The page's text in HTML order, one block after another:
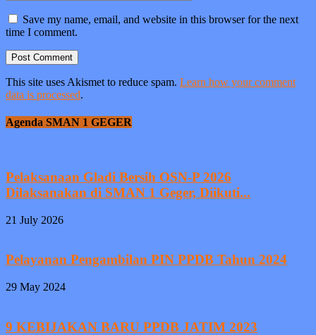
Save my name, email, and website in this browser for the next
time I comment.
This site uses Akismet to reduce spam. Learn how your comment
data is processed.
Agenda SMAN 1 GEGER
Pelaksanaan Gladi Bersih OSN-P 2026
Dilaksanakan di SMAN 1 Geger, Diikuti...
21 July 2026
Pelayanan Pengambilan PIN PPDB Tahun 2024
29 May 2024
9 KEBIJAKAN BARU PPDB JATIM 2023